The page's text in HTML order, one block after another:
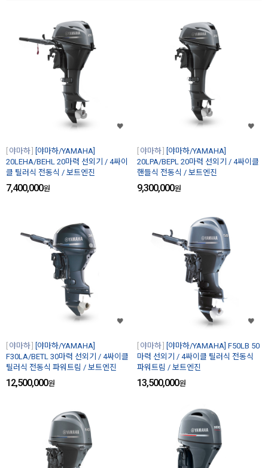
야마하
[야마하/YAMAHA]
20LEHA/BEHL 20마력 선외기 / 4싸이
클 틸러식 전동식 / 보트엔진
7,400,000원
야마하
[야마하/YAMAHA]
20LPA/BEPL 20마력 선외기 / 4싸이클
핸들식 전동식 / 보트엔진
9,300,000원
야마하
[야마하/YAMAHA]
F30LA/BETL 30마력 선외기 / 4싸이클
틸러식 전동식 파워트림 / 보트엔진
12,500,000원
야마하
[야마하/YAMAHA] F50LB 50
마력 선외기 / 4싸이클 틸러식 전동식
파워트림 / 보트엔진
13,500,000원